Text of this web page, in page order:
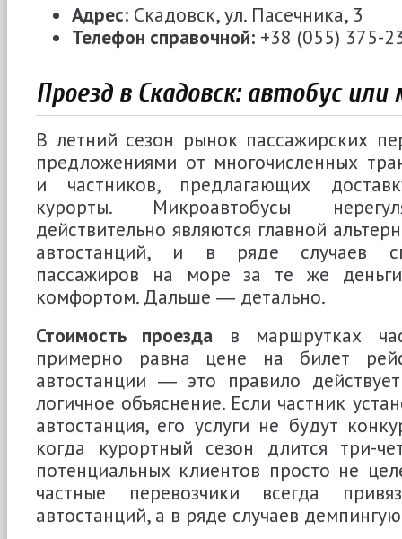
Адрес: Скадовск, ул. Пасечника, 3
Телефон справочной: +38 (055) 375-
Проезд в Скадовск: автобус
В летний сезон рынок пассажирских
предложениями от многочисленных
и частников, предлагающих
курорты. Микроавтобусы
действительно являются главной
автостанций, и в ряде случаев
пассажиров на море за те же
комфортом. Дальше ― детально.
Стоимость проезда в маршрутках
примерно равна цене на билет
автостанции ― это правило
логичное объяснение. Если частник
автостанция, его услуги не будут
когда курортный сезон длится три-
потенциальных клиентов просто не
частные перевозчики всегда
автостанций, а в ряде случаев